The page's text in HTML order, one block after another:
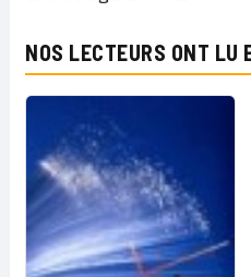
NOS LECTEURS ONT LU